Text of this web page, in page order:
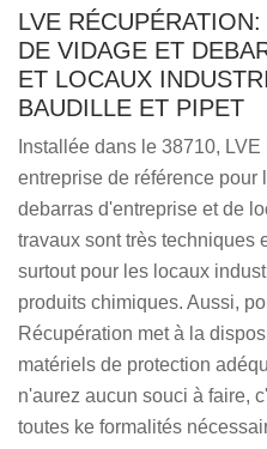
LVE
DE VIDAGE ET
ET LOCAUX
BAUDILLE ET PIPET
Installée dans le 38710,
entreprise de référence pour
debarras d'entreprise et de
travaux sont très techniques
surtout pour les locaux
produits chimiques. Aussi,
Récupération met à la
matériels de protection
n'aurez aucun souci à faire,
toutes ke formalités